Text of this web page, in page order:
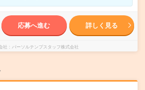
応募へ進む 詳しく見る
社 パーソルテンプスタッフ株式会社